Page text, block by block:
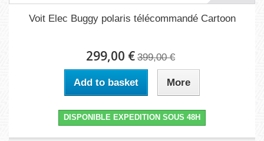
Voit Elec Buggy polaris télécommandé Cartoon
299,00 € 399,00 €
Add to basket More
DISPONIBLE EXPEDITION SOUS 48H